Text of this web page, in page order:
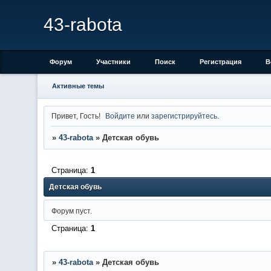
43-rabota
Форум Участники Поиск Регистрация
Активные темы
Привет, Гость! Войдите илизарегистрируйтесь
» 43-rabota » Детская обувь
Детская обувь
Страница: 1
Форум пуст.
Страница: 1
» 43-rabota » Детская обувь